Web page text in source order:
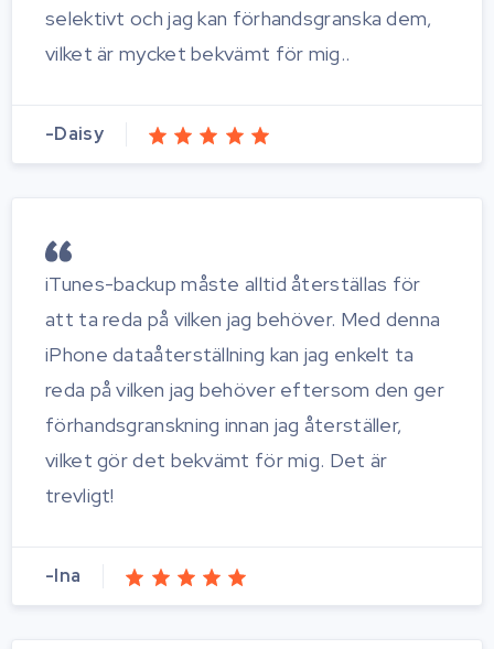
selektivt och jag kan förhandsgranska dem,
vilket är mycket bekvämt för mig..
-Daisy
iTunes-backup måste alltid återställas för
att ta reda på vilken jag behöver. Med denna
iPhone dataåterställning kan jag enkelt ta
reda på vilken jag behöver eftersom den ger
förhandsgranskning innan jag återställer,
vilket gör det bekvämt för mig. Det är
trevligt!
-Ina